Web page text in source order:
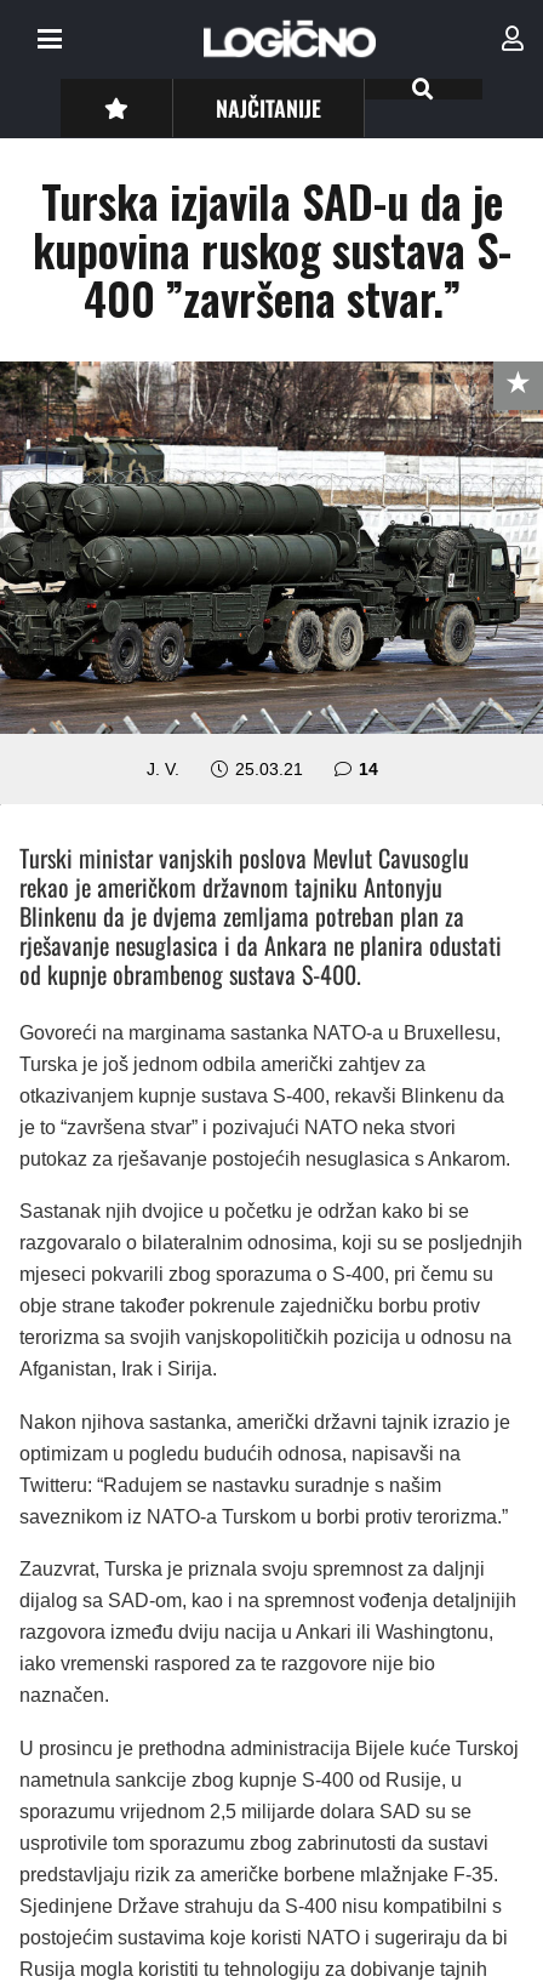
NAJČITANIJE
Turska izjavila SAD-u da je
kupovina ruskog sustava S-
400 ”završena stvar.”
J. V. 25.03.21 14komentara
Turski ministar vanjskih poslova Mevlut Cavusoglu
rekao je američkom državnom tajniku Antonyju
Blinkenu da je dvjema zemljama potreban plan za
rješavanje nesuglasica i da Ankara ne planira odustati
od kupnje obrambenog sustava S-400.
Govoreći na marginama sastanka NATO-a u Bruxellesu,
Turska je još jednom odbila američki zahtjev za
otkazivanjem kupnje sustava S-400, rekavši Blinkenu da
je to “završena stvar” i pozivajući NATO neka stvori
putokaz za rješavanje postojećih nesuglasica s Ankarom.
Sastanak njih dvojice u početku je održan kako bi se
razgovaralo o bilateralnim odnosima, koji su se posljednjih
mjeseci pokvarili zbog sporazuma o S-400, pri čemu su
obje strane također pokrenule zajedničku borbu protiv
terorizma sa svojih vanjskopolitičkih pozicija u odnosu na
Afganistan, Irak i Sirija.
Nakon njihova sastanka, američki državni tajnik izrazio je
optimizam u pogledu budućih odnosa, napisavši na
Twitteru: “Radujem se nastavku suradnje s našim
saveznikom iz NATO-a Turskom u borbi protiv terorizma.”
Zauzvrat, Turska je priznala svoju spremnost za daljnji
dijalog sa SAD-om, kao i na spremnost vođenja detaljnijih
razgovora između dviju nacija u Ankari ili Washingtonu,
iako vremenski raspored za te razgovore nije bio
naznačen.
U prosincu je prethodna administracija Bijele kuće Turskoj
nametnula sankcije zbog kupnje S-400 od Rusije, u
sporazumu vrijednom 2,5 milijarde dolara SAD su se
usprotivile tom sporazumu zbog zabrinutosti da sustavi
predstavljaju rizik za američke borbene mlažnjake F-35.
Sjedinjene Države strahuju da S-400 nisu kompatibilni s
postojećim sustavima koje koristi NATO i sugeriraju da bi
Rusija mogla koristiti tu tehnologiju za dobivanje tajnih